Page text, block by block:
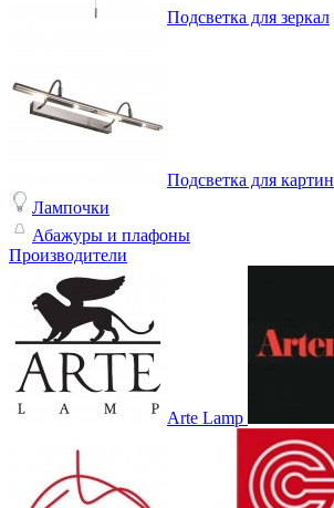
Подсветка для зеркал
Подсветка для картин
Лампочки
Абажуры и плафоны
Производители
Arte Lamp